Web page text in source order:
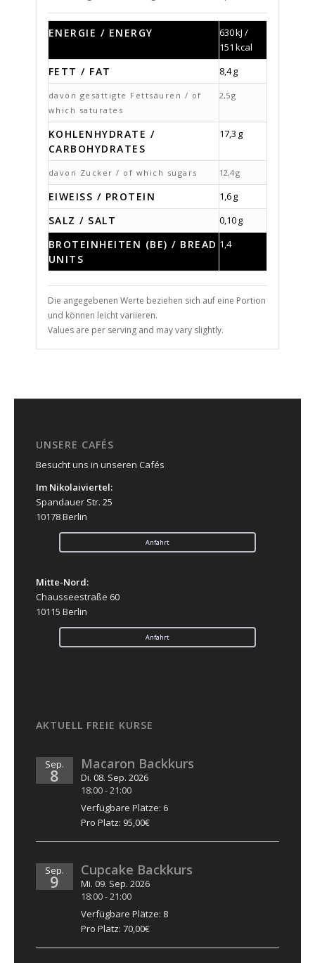
ENERGIE / ENERGY
630 kJ /
151 kcal
FETT / FAT 8,4 g
davon gesättigte Fettsäuren / of
which saturates
2,5 g
KOHLENHYDRATE /
CARBOHYDRATES
17,3 g
davon Zucker / of which sugars 12,4 g
EIWEISS / PROTEIN 1,6 g
SALZ / SALT 0,10 g
BROTEINHEITEN (BE) / BREAD
UNITS
1,4
Die angegebenen Werte beziehen sich auf eine Portion
und können leicht variieren.
Values are per serving and may vary slightly.
UNSERE CAFÉS
Besucht uns in unseren Cafés
Im Nikolaiviertel:
Spandauer Str. 25
10178 Berlin
Anfahrt
Mitte-Nord:
Chausseestraße 60
10115 Berlin
Anfahrt
AKTUELL FREIE KURSE
Sep.
8
Macaron Backkurs
Di. 08. Sep. 2026
18:00-21:00
Verfügbare Plätze: 6
Pro Platz: 95,00€
Sep.
9
Cupcake Backkurs
Mi. 09. Sep. 2026
18:00-21:00
Verfügbare Plätze: 8
Pro Platz: 70,00€